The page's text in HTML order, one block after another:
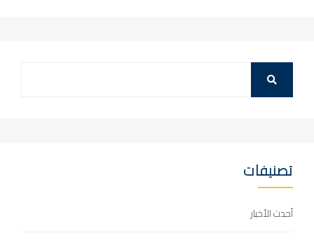
تصنيفات
أحدث الأخبار